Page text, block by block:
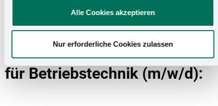
Alle Cookies akzeptieren
Nur erforderliche Cookies zulassen
um dich und andere zu schützen.
Dein Weg zum Elektroniker
für Betriebstechnik (m/w/d):